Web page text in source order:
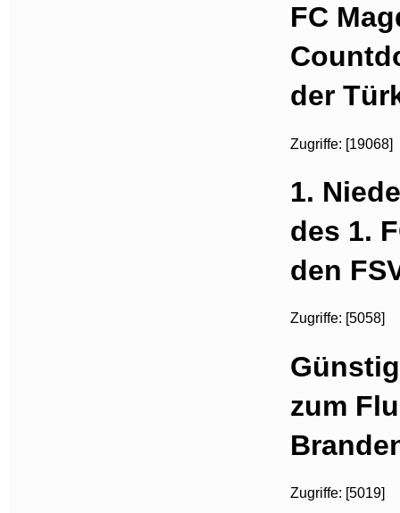
FC
der
Zugriffe: [19068]
1.
des 1.
den
Zugriffe: [5058]
zum
Zugriffe: [5019]